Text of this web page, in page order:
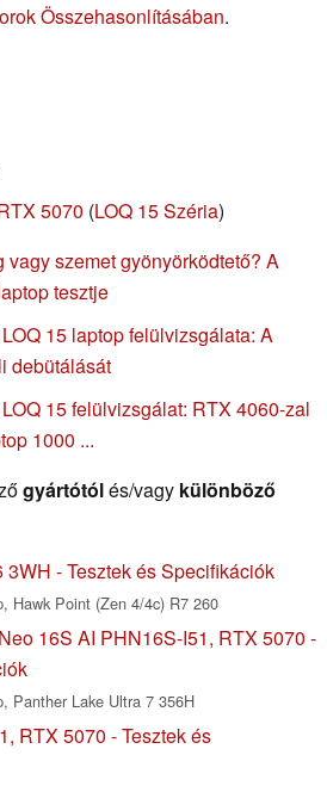
Összehasonlításában.
5070 (LOQ 15 Széria)
vagy szemet gyönyörködtető? A
tesztje
15 laptop felülvizsgálata: A
debütálását
15 felülvizsgálat: RTX 4060-zal
1000 ...
gyártótólés/vagy különböző
- Tesztek és Specifikációk
Hawk Point (Zen 4/4c) R7 260
16S AI PHN16S-I51, RTX 5070 -
Panther Lake Ultra 7 356H
RTX 5070 - Tesztek és